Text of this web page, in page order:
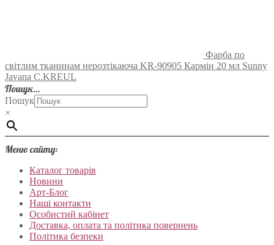
Фарба по
світлим тканинам нерозтікаюча KR-90905 Кармін 20 мл Sunny
Javana C.KREUL
Пошук…
Пошук
×
Меню сайту:
Каталог товарів
Новини
Арт-Блог
Наші контакти
Особистий кабінет
Доставка, оплата та політика повернень
Політика безпеки